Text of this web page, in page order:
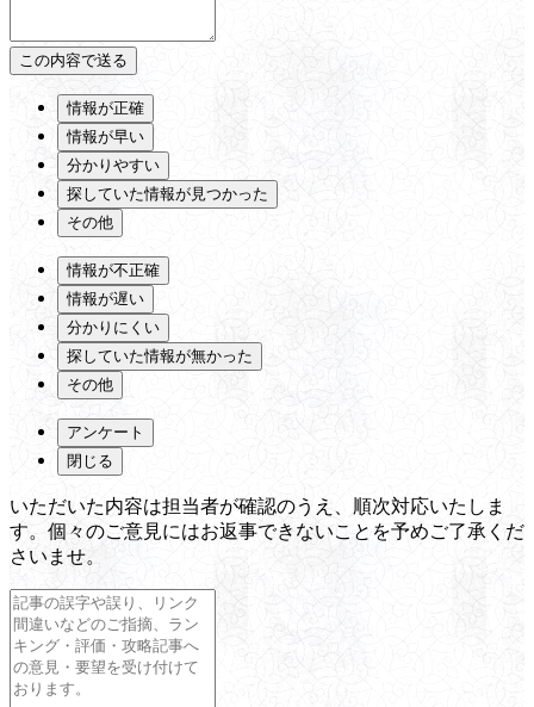
情報が正確
情報が早い
分かりやすい
探していた情報が見つかった
その他
情報が不正確
情報が遅い
分かりにくい
探していた情報が無かった
その他
アンケート
閉じる
いただいた内容は担当者が確認のうえ、順次対応いたしま
す。個々のご意見にはお返事できないことを予めご了承くだ
さいませ。